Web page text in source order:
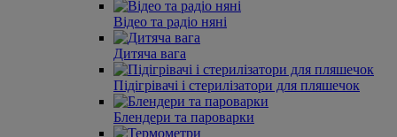
Відео та радіо няні
Дитяча вага
Підігрівачі і стерилізатори для пляшечок
Блендери та пароварки